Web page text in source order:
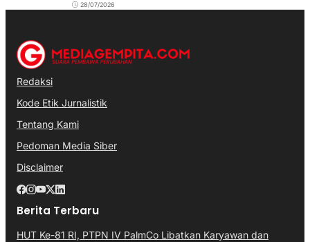
28/07/2026
Redaksi
Kode Etik Jurnalistik
Tentang Kami
Pedoman Media Siber
Disclaimer
Berita Terbaru
HUT Ke-81 RI, PTPN IV PalmCo Libatkan Karyawan dan